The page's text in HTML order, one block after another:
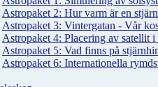
Astropaket 2: Hur varm är en
Astropaket 3: Vintergatan - Vår
Astropaket 4: Placering av satellit i
Astropaket 5: Vad finns på
Astropaket 6: Internationella